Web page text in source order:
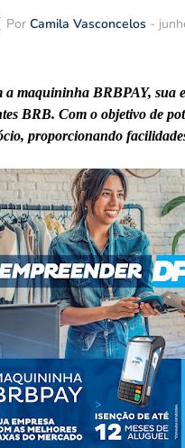
Por Camila Vasconcelos -
a maquininha BRBPAY, sua
BRB. Com o objetivo de
proporcionando